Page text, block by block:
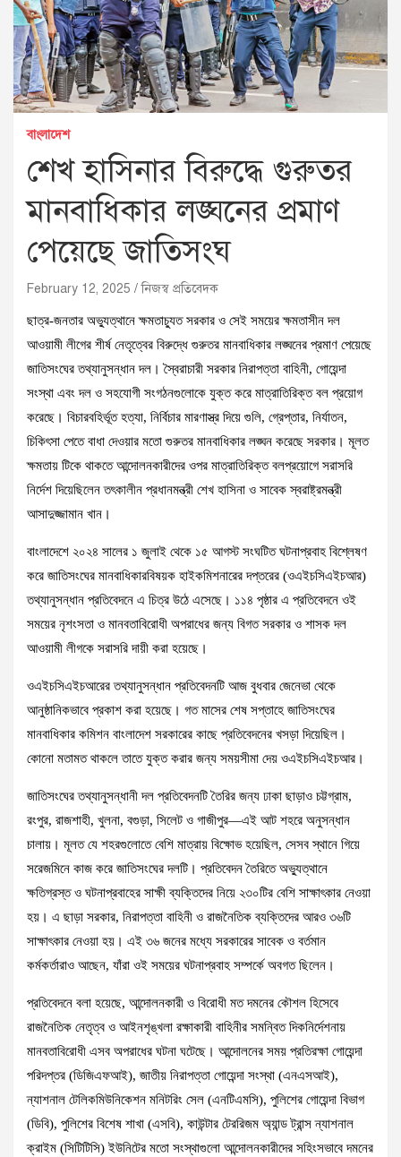
বাংলাদেশ
শেখ হাসিনার বিরুদ্ধে গুরুতর
মানবাধিকার লঙ্ঘনের প্রমাণ
পেয়েছে জাতিসংঘ
February 12, 2025 নিজস্ব প্রতিবেদক
ছাত্র-জনতার অভ্যুত্থানে ক্ষমতাচ্যুত সরকার ও সেই সময়ের ক্ষমতাসীন দল
আওয়ামী লীগের শীর্ষ নেতৃত্বের বিরুদ্ধে গুরুতর মানবাধিকার লঙ্ঘনের প্রমাণ পেয়েছে
জাতিসংঘের তথ্যানুসন্ধান দল। স্বৈরাচারী সরকার নিরাপত্তা বাহিনী, গোয়েন্দা
সংস্থা এবং দল ও সহযোগী সংগঠনগুলোকে যুক্ত করে মাত্রাতিরিক্ত বল প্রয়োগ
করেছে। বিচারবহির্ভূত হত্যা, নির্বিচার মারণাস্ত্র দিয়ে গুলি, গ্রেপ্তার, নির্যাতন,
চিকিৎসা পেতে বাধা দেওয়ার মতো গুরুতর মানবাধিকার লঙ্ঘন করেছে সরকার। মূলত
ক্ষমতায় টিকে থাকতে আন্দোলনকারীদের ওপর মাত্রাতিরিক্ত বলপ্রয়োগে সরাসরি
নির্দেশ দিয়েছিলেন তৎকালীন প্রধানমন্ত্রী শেখ হাসিনা ও সাবেক স্বরাষ্ট্রমন্ত্রী
আসাদুজ্জামান খান।
বাংলাদেশে ২০২৪ সালের ১ জুলাই থেকে ১৫ আগস্ট সংঘটিত ঘটনাপ্রবাহ বিশ্লেষণ
করে জাতিসংঘের মানবাধিকারবিষয়ক হাইকমিশনারের দপ্তরের (ওএইচসিএইচআর)
তথ্যানুসন্ধান প্রতিবেদনে এ চিত্র উঠে এসেছে। ১১৪ পৃষ্ঠার এ প্রতিবেদনে ওই
সময়ের নৃশংসতা ও মানবতাবিরোধী অপরাধের জন্য বিগত সরকার ও শাসক দল
আওয়ামী লীগকে সরাসরি দায়ী করা হয়েছে।
ওএইচসিএইচআরের তথ্যানুসন্ধান প্রতিবেদনটি আজ বুধবার জেনেভা থেকে
আনুষ্ঠানিকভাবে প্রকাশ করা হয়েছে। গত মাসের শেষ সপ্তাহে জাতিসংঘের
মানবাধিকার কমিশন বাংলাদেশ সরকারের কাছে প্রতিবেদনের খসড়া দিয়েছিল।
কোনো মতামত থাকলে তাতে যুক্ত করার জন্য সময়সীমা দেয় ওএইচসিএইচআর।
জাতিসংঘের তথ্যানুসন্ধানী দল প্রতিবেদনটি তৈরির জন্য ঢাকা ছাড়াও চট্টগ্রাম,
রংপুর, রাজশাহী, খুলনা, বগুড়া, সিলেট ও গাজীপুর—এই আট শহরে অনুসন্ধান
চালায়। মূলত যে শহরগুলোতে বেশি মাত্রায় বিক্ষোভ হয়েছিল, সেসব স্থানে গিয়ে
সরেজমিনে কাজ করে জাতিসংঘের দলটি। প্রতিবেদন তৈরিতে অভ্যুত্থানে
ক্ষতিগ্রস্ত ও ঘটনাপ্রবাহের সাক্ষী ব্যক্তিদের নিয়ে ২৩০টির বেশি সাক্ষাৎকার নেওয়া
হয়। এ ছাড়া সরকার, নিরাপত্তা বাহিনী ও রাজনৈতিক ব্যক্তিদের আরও ৩৬টি
সাক্ষাৎকার নেওয়া হয়। এই ৩৬ জনের মধ্যে সরকারের সাবেক ও বর্তমান
কর্মকর্তারাও আছেন, যাঁরা ওই সময়ের ঘটনাপ্রবাহ সম্পর্কে অবগত ছিলেন।
প্রতিবেদনে বলা হয়েছে, আন্দোলনকারী ও বিরোধী মত দমনের কৌশল হিসেবে
রাজনৈতিক নেতৃত্ব ও আইনশৃঙ্খলা রক্ষাকারী বাহিনীর সমন্বিত দিকনির্দেশনায়
মানবতাবিরোধী এসব অপরাধের ঘটনা ঘটেছে। আন্দোলনের সময় প্রতিরক্ষা গোয়েন্দা
পরিদপ্তর (ডিজিএফআই), জাতীয় নিরাপত্তা গোয়েন্দা সংস্থা (এনএসআই),
ন্যাশনাল টেলিকমিউনিকেশন মনিটরিং সেল (এনটিএমসি), পুলিশের গোয়েন্দা বিভাগ
(ডিবি), পুলিশের বিশেষ শাখা (এসবি), কাউন্টার টেররিজম অ্যান্ড ট্রান্স ন্যাশনাল
ক্রাইম (সিটিটিসি) ইউনিটের মতো সংস্থাগুলো আন্দোলনকারীদের সহিংসভাবে দমনের